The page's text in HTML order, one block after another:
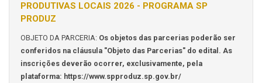
PRODUTIVAS LOCAIS 2026 - PROGRAMA SP
PRODUZ
OBJETO DA PARCERIA: Os objetos das parcerias poderão ser
conferidos na cláusula "Objeto das Parcerias" do edital. As
inscrições deverão ocorrer, exclusivamente, pela
plataforma: https://www.spproduz.sp.gov.br/